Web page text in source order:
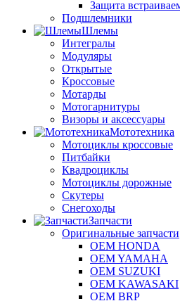
Защита
Подшлемники
Шлемы
Интегралы
Модуляры
Открытые
Кроссовые
Мотарды
Мотогарнитуры
Визоры и аксессуары
Мототехника
Мотоциклы кроссовые
Питбайки
Квадроциклы
Мотоциклы дорожные
Скутеры
Снегоходы
Запчасти
Оригинальные запчасти
OEM HONDA
OEM YAMAHA
OEM SUZUKI
OEM KAWASAKI
OEM BRP